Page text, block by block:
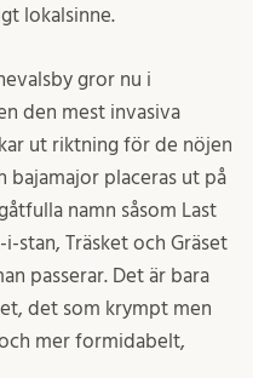
lokalsinne.
gror nu i
den mest invasiva
ut riktning för de nöjen
bajamajor placeras ut på
namn såsom Last
stan, Träsket och Gräset
passerar. Det är bara
det som krympt men
mer formidabelt,